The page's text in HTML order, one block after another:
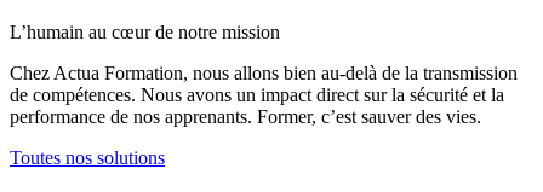
L’humain au cœur de notre mission
Chez Actua Formation, nous allons bien au-delà de la transmission
de compétences. Nous avons un impact direct sur la sécurité et la
performance de nos apprenants. Former, c’est sauver des vies.
Toutes nos solutions